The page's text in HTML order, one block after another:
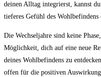
deinen Alltag integrierst, kannst
tieferes Gefühl des Wohlbefindens
Die Wechseljahre sind keine
Möglichkeit, dich auf eine neue
deines Wohlbefindens zu
offen für die positiven